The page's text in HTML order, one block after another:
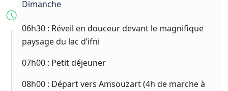
Dimanche
06h30 : Réveil en douceur devant le magnifique
paysage du lac d’ifni
07h00 : Petit déjeuner
08h00 : Départ vers Amsouzart (4h de marche à